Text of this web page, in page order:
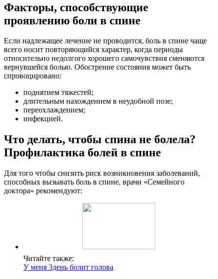
Факторы, способствующие
проявлению боли в спине
Если надлежащее лечение не проводится, боль в спине чаще
всего носит повторяющийся характер, когда периоды
относительно недолгого хорошего самочувствия сменяются
вернувшейся болью. Обострение состояния может быть
спровоцировано:
поднятием тяжестей;
длительным нахождением в неудобной позе;
переохлаждением;
инфекцией.
Что делать, чтобы спина не болела?
Профилактика болей в спине
Для того чтобы снизить риск возникновения заболеваний,
способных вызывать боль в спине, врачи «Семейного
доктора» рекомендуют:
Читайте также:
У меня 3день болит голова